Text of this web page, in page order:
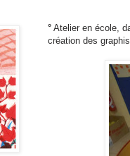
° Atelier en école,
création des